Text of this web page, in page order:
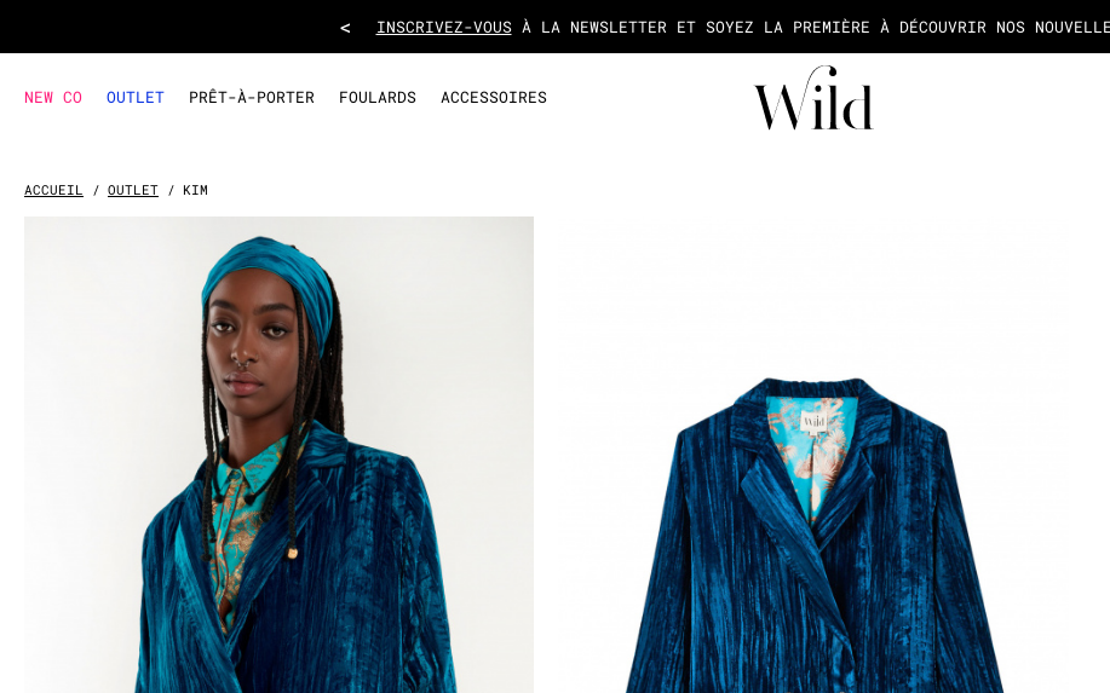
< LA LIVRAISON EST GRATUITE EN FRANCE À PARTIR DE 50€ D'ACHAT !
NEW CO OUTLET PRÊT-À-PORTER FOULARDS ACCESSOIRES
ACCUEIL OUTLET KIM